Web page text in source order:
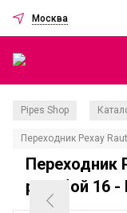
Москва
Pipes Shop
Переходник Рехау
Переходник
резьбой 16 -